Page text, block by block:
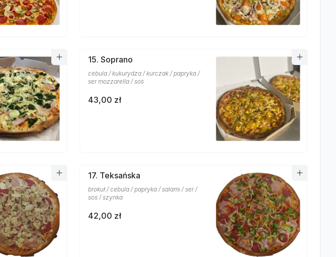
15. Soprano
cebula / kukurydza / kurczak / papryka /
ser mozzarella / sos
43,00 zł
17. Teksańska
brokuł / cebula / papryka / salami / ser /
sos / szynka
42,00 zł